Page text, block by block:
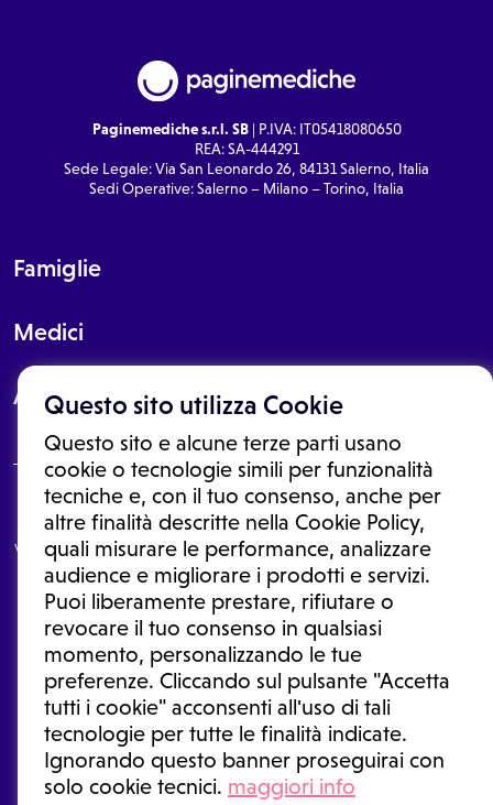
Questo sito utilizza Cookie
Questo sito e alcune terze parti usano
cookie o tecnologie simili per funzionalità
tecniche e, con il tuo consenso, anche per
altre finalità descritte nella Cookie Policy,
quali misurare le performance, analizzare
audience e migliorare i prodotti e servizi.
Puoi liberamente prestare, rifiutare o
revocare il tuo consenso in qualsiasi
momento, personalizzando le tue
preferenze. Cliccando sul pulsante "Accetta
tutti i cookie" acconsenti all'uso di tali
tecnologie per tutte le finalità indicate.
Ignorando questo banner proseguirai con
solo cookie tecnici. maggiori info
Paginemediche s.r.l. SB| P.IVA: IT05418080650
REA: SA-444291
Sede Legale: Via San Leonardo 26, 84131 Salerno, Italia
Sedi Operative: Salerno – Milano – Torino, Italia
Famiglie
Medici
About
Le informazioni proposte in questo sito non sono un consulto medico.
In nessun caso, queste informazioni sostituiscono un consulto, una
visita o una diagnosi formulata dal medico. Non si devono considerare
le informazioni disponibili come suggerimenti per la formulazione di
una diagnosi, la determinazione di un trattamento o l'assunzione o
sospensione di un farmaco senza prima consultare un medico di
medicina generale o uno specialista.
Condizioni di utilizzo|Privacy Policy |Gestione cookie
Ⓒ 2026 | Tutti i diritti riservati.